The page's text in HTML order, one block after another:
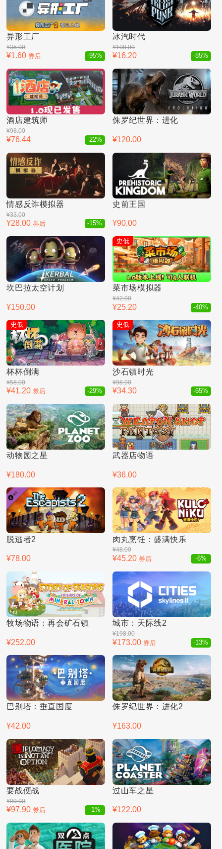
异形工厂
¥35.00
¥1.60 券后 -95%
冰汽时代
¥108.00
¥16.20 -85%
酒店建筑师
¥98.00
¥76.44 -22%
侏罗纪世界：进化
¥120.00
情感反诈模拟器
¥33.00
¥28.00 券后 -15%
史前王国
¥90.00
坎巴拉太空计划
¥150.00
史低
菜市场模拟器
¥42.00
¥25.20 -40%
史低
杯杯倒满
¥58.00
¥41.20 券后 -29%
史低
沙石镇时光
¥98.00
¥34.30 -65%
动物园之星
¥180.00
武器店物语
¥36.00
脱逃者2
¥78.00
肉丸烹饪：盛满快乐
¥48.00
¥45.20 券后 -6%
牧场物语：再会矿石镇
¥252.00
城市：天际线2
¥198.00
¥173.00 券后 -13%
巴别塔：垂直国度
¥42.00
侏罗纪世界：进化2
¥163.00
要战便战
¥99.00
¥97.90 券后 -1%
过山车之星
¥122.00